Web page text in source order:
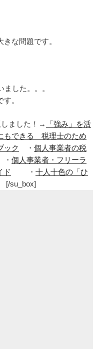
な問題です。
した。。。
。
しました！→
「強み」を活
もできる 税理士のため
ック
・ 個人事業者の税
個人事業者・フリーラ
ド
・ 十人十色の「ひ